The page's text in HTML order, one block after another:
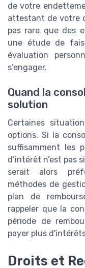
de votre
attestant de votre
pas rare que des
une étude de
évaluation
s’engager.
Quand la
solution
Certaines
options. Si la
suffisamment les
d’intérêt n’est pas
serait alors
méthodes de
plan de
rappeler que la
période de
payer plus
Droits et